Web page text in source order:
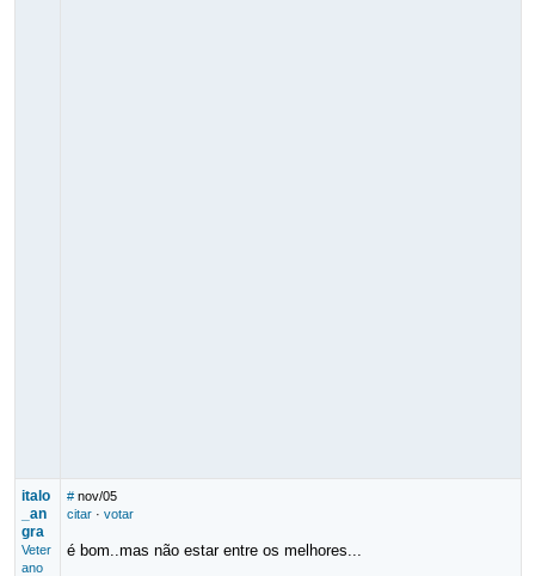
italo
_an
gra
Veter
ano
# nov/05
citar· votar
é bom..mas não estar entre os melhores...